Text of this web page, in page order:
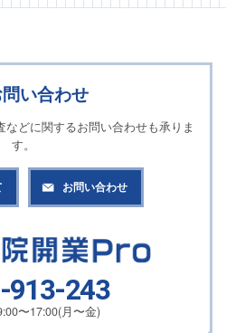
い合わせ
どに関するお問い合わせも承りま
す。
お問い合わせ
913-243
〜17:00(月〜金)